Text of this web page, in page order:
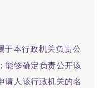
于本行政机关负责公
能够确定负责公开该
请人该行政机关的名